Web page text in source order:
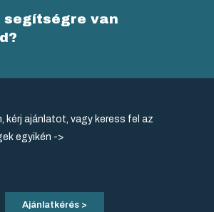
segítségre van
kérj ajánlatot, vagy keress fel az
egyikén ->
Ajánlatkérés >